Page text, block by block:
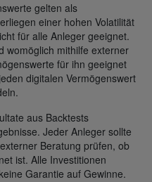
gelten als
einer hohen Volatilität
für alle Anleger geeignet.
womöglich mithilfe externer
für ihn geeignet
digitalen Vermögenswert
aus Backtests
Jeder Anleger sollte
Beratung prüfen, ob
ist. Alle Investitionen
Garantie auf Gewinne.